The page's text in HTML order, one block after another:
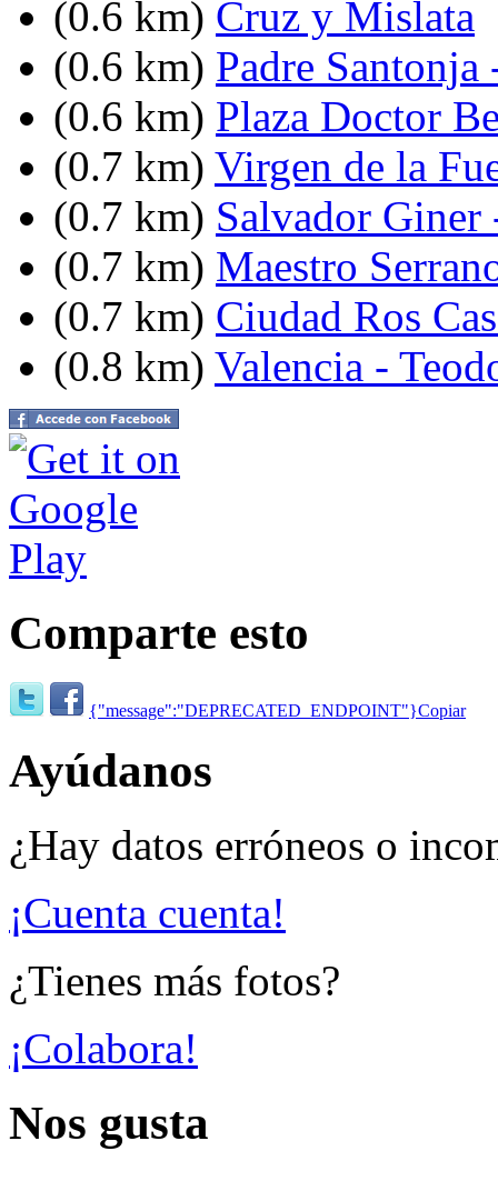
(0.6 km) Cruz y Mislata
(0.6 km) Padre
(0.6 km) Plaza Doctor
(0.7 km) Virgen de la
(0.7 km) Salvador Giner
(0.7 km) Maestro
(0.7 km) Ciudad Ros
(0.8 km) Valencia -
Comparte esto
{"message":"DEPRECATED_ENDPOINT"}Copiar
Ayúdanos
¿Hay datos erróneos o
¡Cuenta cuenta!
¿Tienes más fotos?
¡Colabora!
Nos gusta